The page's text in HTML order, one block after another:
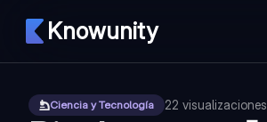
Knowunity
Ciencia y Tecnología 22 visualizaciones